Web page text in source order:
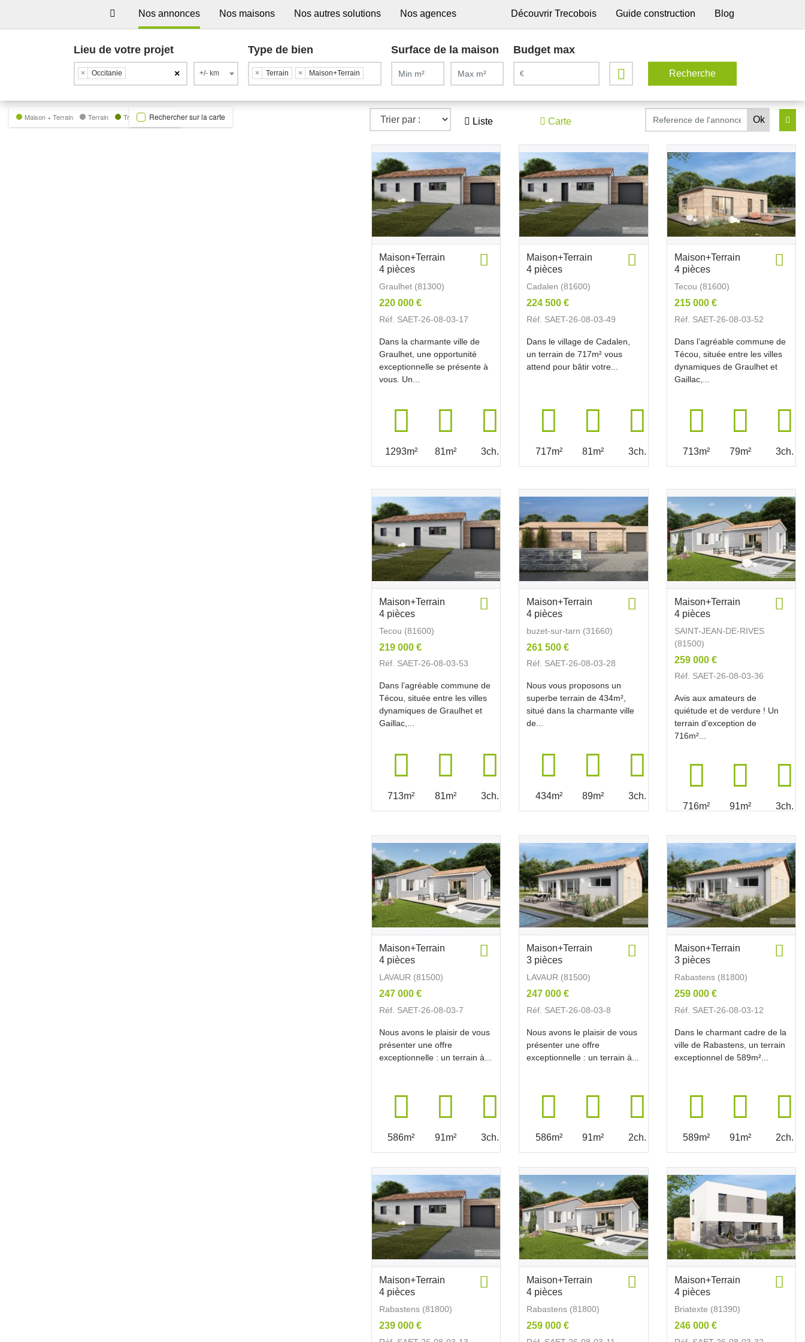
Nos annonces Nos maisons Nos autres solutions Nos agences Découvrir Trecobois Guide construction Blog
Lieu de votre projet
×
× Occitanie +/- km
Type de bien
× Terrain × Maison+Terrain
Surface de la maison Budget max
Liste Carte
Maison + Terrain Terrain Trecobat GreenRechercher sur la carte
Maison+Terrain
4 pièces
Graulhet (81300)
220 000 €
Réf. SAET-26-08-03-17
Dans la charmante ville de
Graulhet, une opportunité
exceptionnelle se présente à
vous. Un...
1293m² 81m² 3ch.
Maison+Terrain
4 pièces
Cadalen (81600)
224 500 €
Réf. SAET-26-08-03-49
Dans le village de Cadalen,
un terrain de 717m² vous
attend pour bâtir votre...
717m² 81m² 3ch.
Maison+Terrain
4 pièces
Tecou (81600)
215 000 €
Réf. SAET-26-08-03-52
Dans l’agréable commune de
Técou, située entre les villes
dynamiques de Graulhet et
Gaillac,...
713m² 79m² 3ch.
Maison+Terrain
4 pièces
Tecou (81600)
219 000 €
Réf. SAET-26-08-03-53
Dans l’agréable commune de
Técou, située entre les villes
dynamiques de Graulhet et
Gaillac,...
713m² 81m² 3ch.
Maison+Terrain
4 pièces
buzet-sur-tarn (31660)
261 500 €
Réf. SAET-26-08-03-28
Nous vous proposons un
superbe terrain de 434m²,
situé dans la charmante ville
de...
434m² 89m² 3ch.
Maison+Terrain
4 pièces
SAINT-JEAN-DE-RIVES
(81500)
259 000 €
Réf. SAET-26-08-03-36
Avis aux amateurs de
quiétude et de verdure ! Un
terrain d’exception de
716m²...
716m² 91m² 3ch.
Maison+Terrain
4 pièces
LAVAUR (81500)
247 000 €
Réf. SAET-26-08-03-7
Nous avons le plaisir de vous
présenter une offre
exceptionnelle : un terrain à...
586m² 91m² 3ch.
Maison+Terrain
3 pièces
LAVAUR (81500)
247 000 €
Réf. SAET-26-08-03-8
Nous avons le plaisir de vous
présenter une offre
exceptionnelle : un terrain à...
586m² 91m² 2ch.
Maison+Terrain
3 pièces
Rabastens (81800)
259 000 €
Réf. SAET-26-08-03-12
Dans le charmant cadre de la
ville de Rabastens, un terrain
exceptionnel de 589m²...
589m² 91m² 2ch.
Maison+Terrain
4 pièces
Rabastens (81800)
239 000 €
Maison+Terrain
4 pièces
Rabastens (81800)
259 000 €
Maison+Terrain
4 pièces
Briatexte (81390)
246 000 €